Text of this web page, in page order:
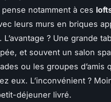
notamment à ces
leurs murs en briques
? Une grande
et souvent un salon
ou les groupes d’amis
eux. L’inconvénient ?
déjeuner livré.